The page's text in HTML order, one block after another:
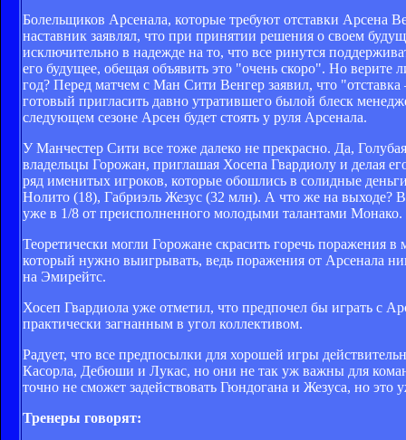
Болельщиков Арсенала, которые требуют отставки Арсена
наставник заявлял, что при принятии решения о своем
исключительно в надежде на то, что все ринутся
его будущее, обещая объявить это "очень скоро". Но верите
год? Перед матчем с Ман Сити Венгер заявил, что
готовый пригласить давно утратившего былой блеск
следующем сезоне Арсен будет стоять у руля Арсенала.
У Манчестер Сити все тоже далеко не прекрасно. Да,
владельцы Горожан, приглашая Хосепа Гвардиолу и делая
ряд именитых игроков, которые обошлись в солидные
Нолито (18), Габриэль Жезус (32 млн). А что же на выходе?
уже в 1/8 от преисполненного молодыми талантами Монако.
Теоретически могли Горожане скрасить горечь поражения
который нужно выигрывать, ведь поражения от Арсенала
на Эмирейтс.
Хосеп Гвардиола уже отметил, что предпочел бы играть с
практически загнанным в угол коллективом.
Радует, что все предпосылки для хорошей игры
Касорла, Дебюши и Лукас, но они не так уж важны для
точно не сможет задействовать Гюндогана и Жезуса, но это
Тренеры говорят: